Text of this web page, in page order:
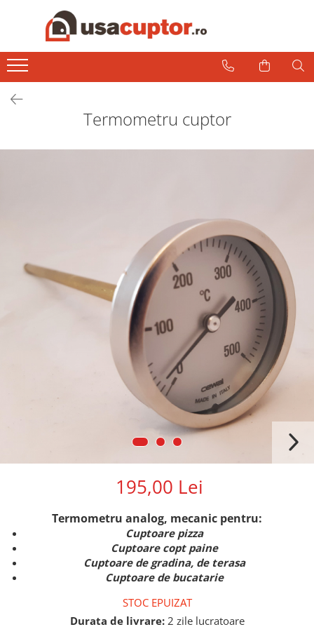
Accesorii si componente
Admisie aer pentru ardere
Plite de gatit
Termometru cuptor
195,00 Lei
Termometru analog, mecanic pentru:
Cuptoare pizza
Cuptoare copt paine
Cuptoare de gradina, de terasa
Cuptoare de bucatarie
STOC EPUIZAT
Durata de livrare:2 zile lucratoare